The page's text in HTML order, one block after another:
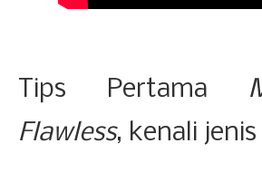
Tips Pertama
Flawless, kenali